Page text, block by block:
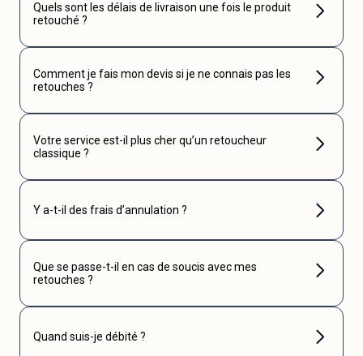
Quels sont les délais de livraison une fois le produit
retouché ?
Comment je fais mon devis si je ne connais pas les
retouches ?
Votre service est-il plus cher qu’un retoucheur
classique ?
Y a-t-il des frais d’annulation ?
Que se passe-t-il en cas de soucis avec mes
retouches ?
Quand suis-je débité ?